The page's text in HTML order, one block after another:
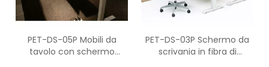
PET-DS-05P Mobili da
tavolo con schermo
PET-DS-03P Schermo da
scrivania in fibra di